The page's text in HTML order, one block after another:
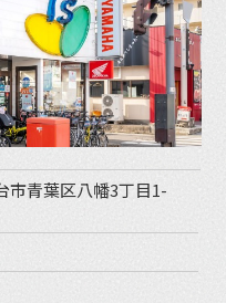
青葉区八幡3丁目1-